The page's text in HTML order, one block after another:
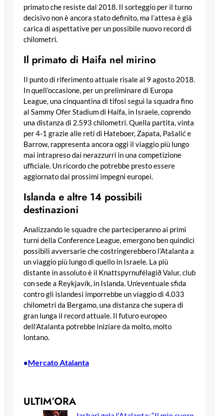
primato che resiste dal 2018. Il sorteggio per il turno
decisivo non è ancora stato definito, ma l’attesa è già
carica di aspettative per un possibile nuovo record di
chilometri.
Il primato di Haifa nel mirino
Il punto di riferimento attuale risale al 9 agosto 2018.
In quell’occasione, per un preliminare di Europa
League, una cinquantina di tifosi seguì la squadra fino
al Sammy Ofer Stadium di Haifa, in Israele, coprendo
una distanza di 2.593 chilometri. Quella partita, vinta
per 4-1 grazie alle reti di Hateboer, Zapata, Pašalić e
Barrow, rappresenta ancora oggi il viaggio più lungo
mai intrapreso dai nerazzurri in una competizione
ufficiale. Un ricordo che potrebbe presto essere
aggiornato dai prossimi impegni europei.
Islanda e altre 14 possibili
destinazioni
Analizzando le squadre che parteciperanno ai primi
turni della Conference League, emergono ben quindici
possibili avversarie che costringerebbero l’Atalanta a
un viaggio più lungo di quello in Israele. La più
distante in assoluto è il Knattspyrnufélagið Valur, club
con sede a Reykjavík, in Islanda. Un’eventuale sfida
contro gli islandesi imporrebbe un viaggio di 4.033
chilometri da Bergamo, una distanza che supera di
gran lunga il record attuale. Il futuro europeo
dell’Atalanta potrebbe iniziare da molto, molto
lontano.
•Mercato Atalanta
ULTIM’ORA